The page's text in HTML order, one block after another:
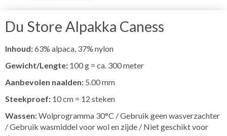
Du Store Alpakka Caness
Inhoud:63% alpaca, 37% nylon
Gewicht/Lengte: 100 g = ca. 300 meter
Aanbevolen naalden: 5.00 mm
Steekproef: 10 cm = 12 steken
Wassen:Wolprogramma 30°C / Gebruik geen wasverzachter
/ Gebruik wasmiddel voor wol en zijde / Niet geschikt voor